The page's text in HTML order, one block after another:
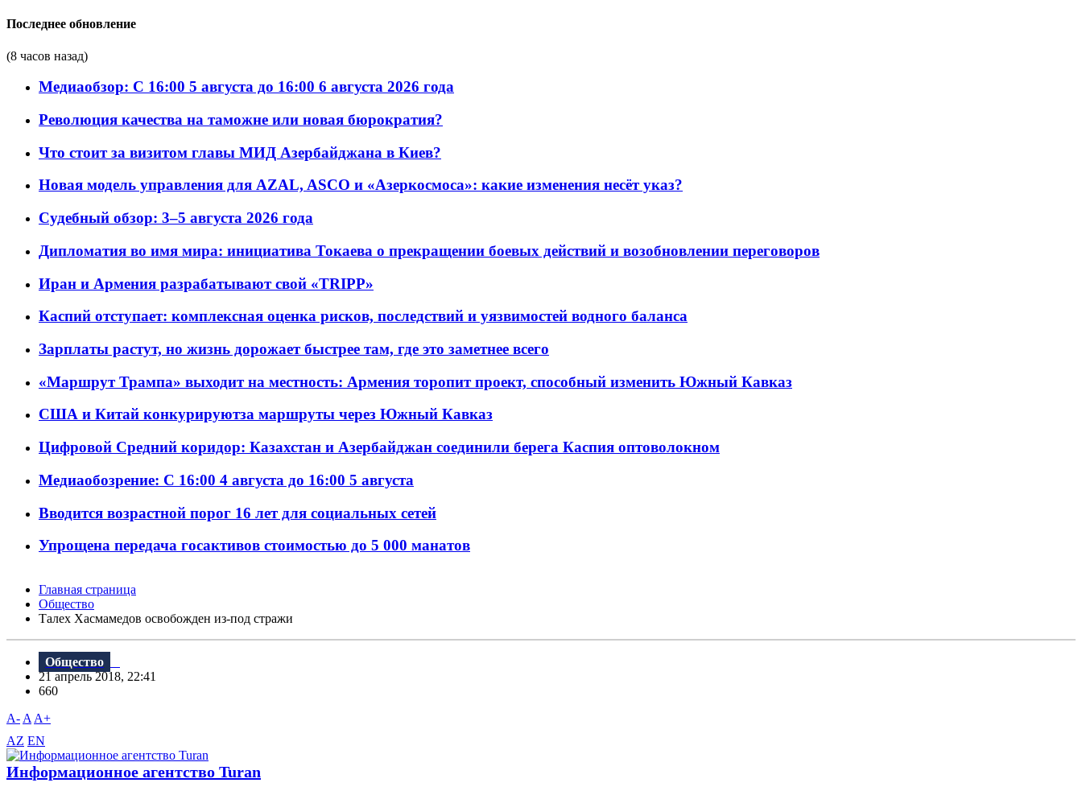
Последнее обновление
(8 часов назад)
Медиаобзор: С 16:00 5 августа до 16:00 6 августа 2026 года
Революция качества на таможне или новая бюрократия?
Что стоит за визитом главы МИД Азербайджана в Киев?
Новая модель управления для AZAL, ASCO и «Азеркосмоса»: какие изменения несёт указ?
Судебный обзор: 3–5 августа 2026 года
Дипломатия во имя мира: инициатива Токаева о прекращении боевых действий и возобновлении переговоров
Иран и Армения разрабатывают свой «TRIPP»
Каспий отступает: комплексная оценка рисков, последствий и уязвимостей водного баланса
Зарплаты растут, но жизнь дорожает быстрее там, где это заметнее всего
«Маршрут Трампа» выходит на местность: Армения торопит проект, способный изменить Южный Кавказ
США и Китай конкурируютза маршруты через Южный Кавказ
Цифровой Средний коридор: Казахстан и Азербайджан соединили берега Каспия оптоволокном
Медиаобозрение: С 16:00 4 августа до 16:00 5 августа
Вводится возрастной порог 16 лет для социальных сетей
Упрощена передача госактивов стоимостью до 5 000 манатов
Главная страница
Общество
Талех Хасмамедов освобожден из-под стражи
Общество
21 апрель 2018, 22:41
660
A- A A+
AZ EN
Информационное агентство Turan